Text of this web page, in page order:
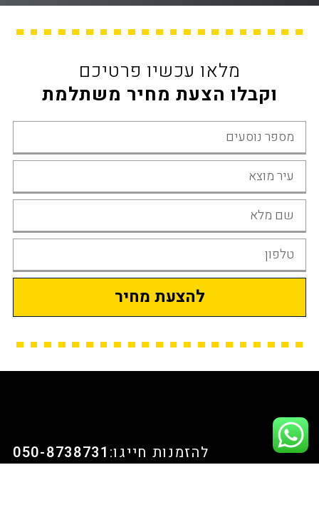
מלאו עכשיו פרטיכם
וקבלו הצעת מחיר משתלמת
להצעת מחיר
להזמנות חייגו: 050-8738731